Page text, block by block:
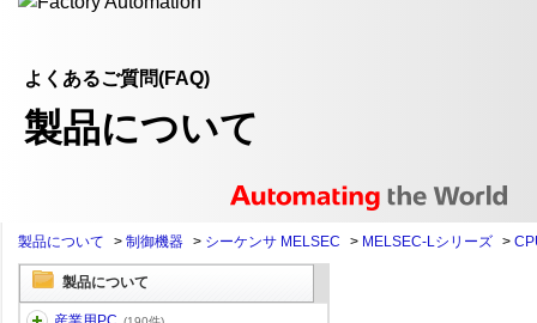
よくあるご質問(FAQ)
製品について
製品について > 制御機器 > シーケンサ MELSEC > MELSEC-Lシリーズ >
製品について